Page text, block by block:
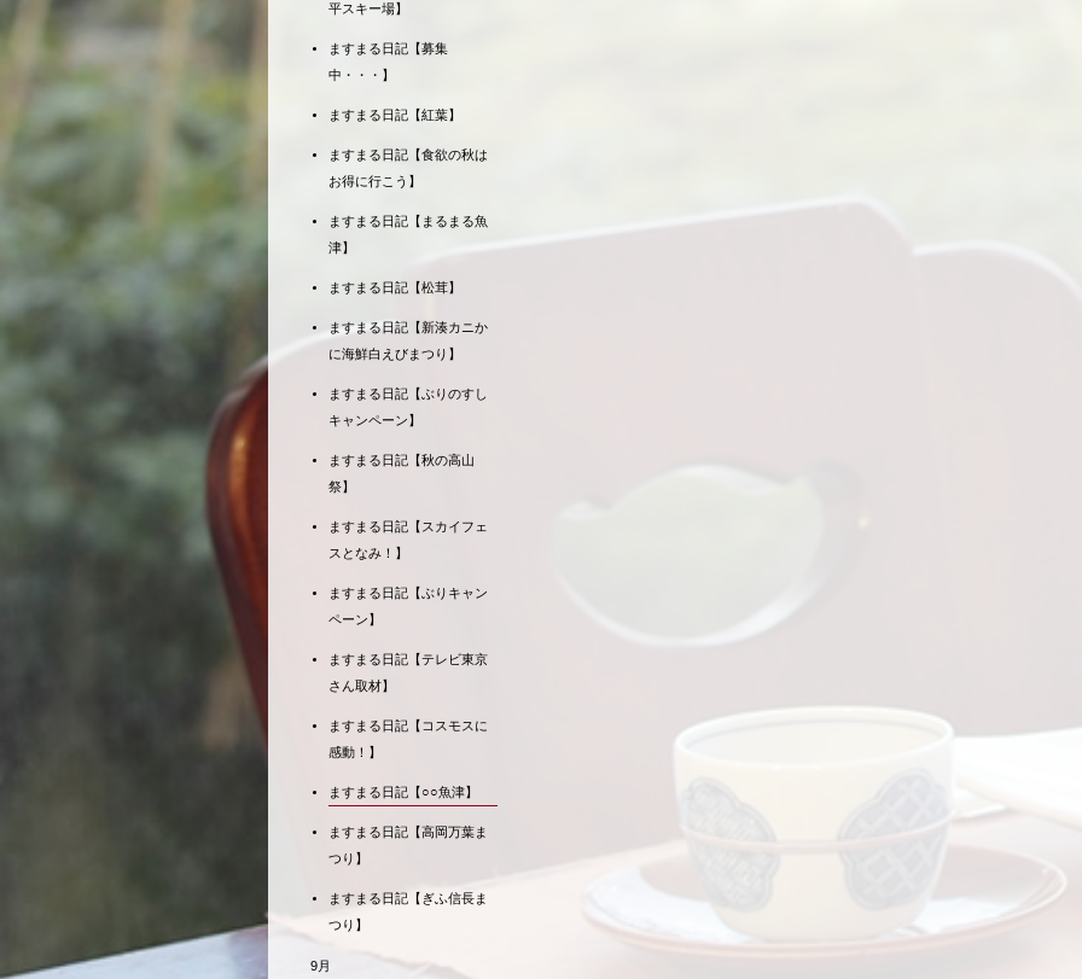
平スキー場】
ますまる日記【募集
中・・・】
ますまる日記【紅葉】
ますまる日記【食欲の秋は
お得に行こう】
ますまる日記【まるまる魚
津】
ますまる日記【松茸】
ますまる日記【新湊カニか
に海鮮白えびまつり】
ますまる日記【ぶりのすし
キャンペーン】
ますまる日記【秋の高山
祭】
ますまる日記【スカイフェ
スとなみ！】
ますまる日記【ぶりキャン
ペーン】
ますまる日記【テレビ東京
さん取材】
ますまる日記【コスモスに
感動！】
ますまる日記【○○魚津】
ますまる日記【高岡万葉ま
つり】
ますまる日記【ぎふ信長ま
つり】
9月